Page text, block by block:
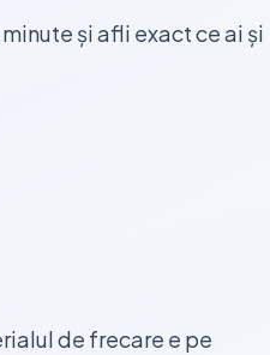
și afli exact ce ai și
de frecare e pe